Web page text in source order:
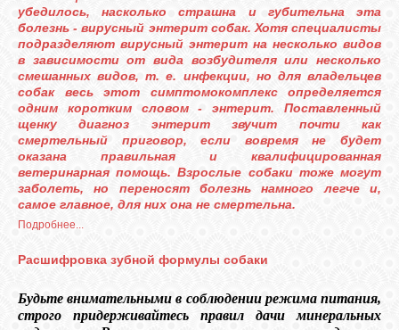
НОВОСТИ
ВЫПУСКНИКИ
ПОЧИТАТЬ
СВЯЗЬ
убедилось, насколько страшна и губительна эта
болезнь - вирусный энтерит собак. Хотя специалисты
подразделяют вирусный энтерит на несколько видов
в зависимости от вида возбудителя или несколько
смешанных видов, т. е. инфекции, но для владельцев
собак весь этот симптомокомплекс определяется
одним коротким словом - энтерит. Поставленный
щенку диагноз энтерит звучит почти как
смертельный приговор, если вовремя не будет
оказана правильная и квалифицированная
ветеринарная помощь. Взрослые собаки тоже могут
заболеть, но переносят болезнь намного легче и,
самое главное, для них она не смертельна.
Подробнее...
Расшифровка зубной формулы собаки
Будьте внимательными в соблюдении режима питания,
строго придерживайтесь правил дачи минеральных